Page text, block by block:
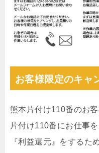
お客様限定のキャ
熊本片付け110番のお
片付け110番にお仕事
『利益還元』をするた